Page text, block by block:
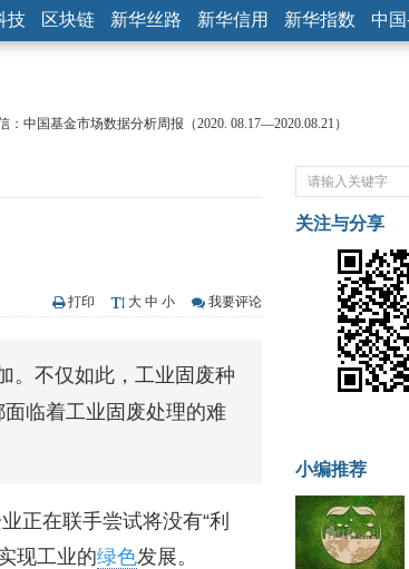
技 区块链 新华丝路 新华信用 新华指数 中
：中国基金市场数据分析周报（2020. 08.17—2020.08.21）
：中国基金市场数据分析周报（2020. 07.27—2020.07.31）
财经调查】同业存单、结构性存款玩起“跷跷板” 结构性失衡藏
开市场净投放300亿元 短端资金利率明显下行
：北斗收官之星发射成功，全产业链解析
打印 大 中 小 我要评论
。不仅如此，工业固废种
临着工业固废处理的难
正在联手尝试将没有“利
现工业的绿色发展。
关注与分享
小编推荐